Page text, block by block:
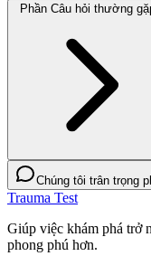
Phần Câu hỏi thường
Chúng tôi trân trọng
Trauma Test
Giúp việc khám phá trở
phong phú hơn.